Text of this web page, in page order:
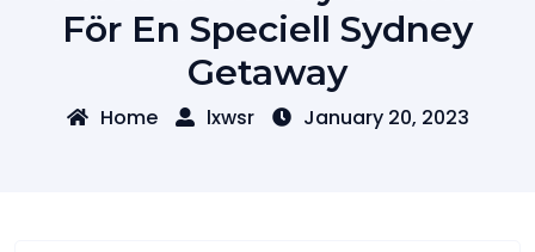
För En Speciell Sydney
Getaway
Home lxwsr January 20, 2023